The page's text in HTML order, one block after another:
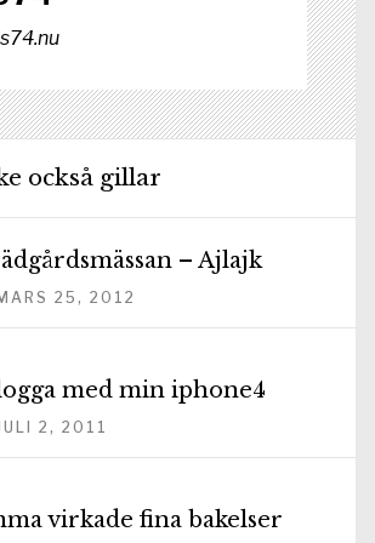
också gillar
– Ajlajk
25, 2012
med min iphone4
2, 2011
virkade fina bakelser